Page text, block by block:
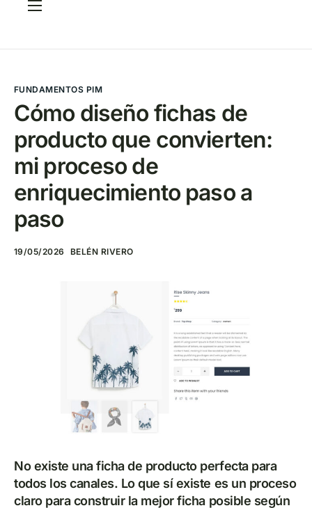
CRITERIA Framework
FAQ
Elige tu PIM
Blog
Contacto
FUNDAMENTOS PIM
Cómo diseño fichas de
producto que convierten:
mi proceso de
enriquecimiento paso a
paso
19/05/2026 BELÉN RIVERO
No existe una ficha de producto perfecta para
todos los canales. Lo que sí existe es un proceso
claro para construir la mejor ficha posible según